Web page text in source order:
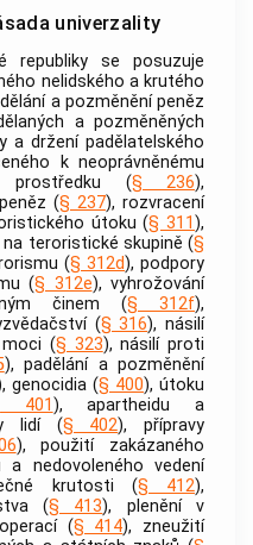
univerzality
republiky se posuzuje
nelidského a krutého
a pozměnění peněz
a pozměněných
a držení padělatelského
k neoprávněnému
prostředku (§ 236),
(§ 237), rozvracení
útoku (§ 311),
teroristické skupině (§
(§ 312d), podpory
(§ 312e), vyhrožování
činem (§ 312f),
(§ 316), násilí
moci (§ 323), násilí proti
), padělání a pozměnění
genocidia (§ 400), útoku
401), apartheidu a
lidí (§ 402), přípravy
), použití zakázaného
a nedovoleného vedení
krutosti (§ 412),
(§ 413), plenění v
(§ 414), zneužití